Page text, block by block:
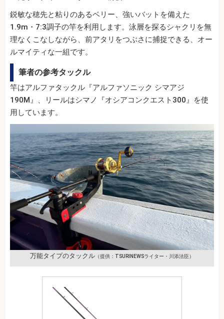
鋭敏な穂先と粘りのあるベリー、強いバットを備えた
1.9m・7:3調子の竿を利用します。泳層を探るシャクリを無
理なくこなしながら、前アタリをつぶさに捕捉できる、オー
ルマイティな一組です。
筆者の参考タックル
竿はアルファタックル『アルファソニック シマアジ
190M』、リールはシマノ『オシアコンクエスト300』を使
用しています。
万能タイプのタックル （提供：TSURINEWSライター・川添法臣）